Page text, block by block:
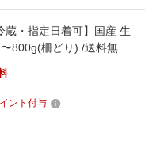
蔵・指定日着可】国産 生
800g(柵どり) /送料無料
刺身 おさしみ お造り
身 切身 海鮮 丼 海鮮丼
送時期が選べる(18209)
ント付与